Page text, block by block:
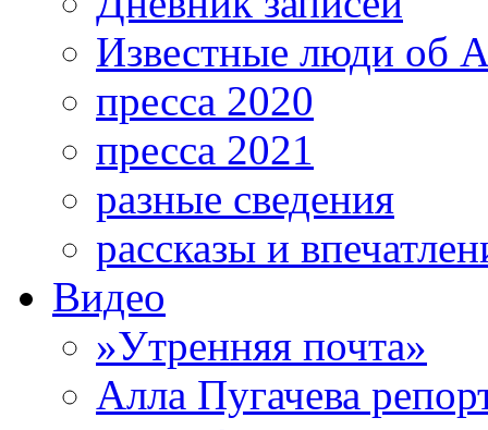
Известные люди об
пресса 2020
пресса 2021
разные сведения
рассказы и
Видео
»Утренняя почта»
Алла Пугачева